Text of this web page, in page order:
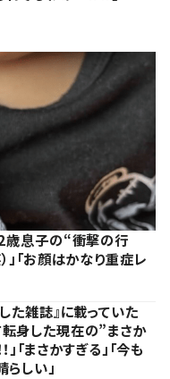
歳息子の“衝撃の行
「お顔はかなり重症レ
た雑誌』に載っていた
転身した現在の”まさか
「まさかすぎる」「今も
らしい」